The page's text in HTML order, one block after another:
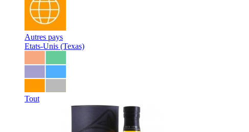
Autres pays
Etats-Unis (Texas)
Tout